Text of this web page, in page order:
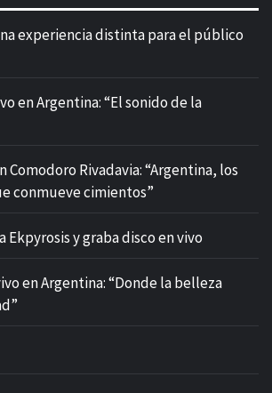
experiencia distinta para el público
en Argentina: “El sonido de la
Comodoro Rivadavia: “Argentina, los
conmueve cimientos”
Ekpyrosis y graba disco en vivo
en Argentina: “Donde la belleza